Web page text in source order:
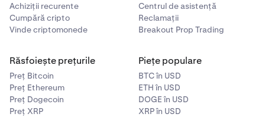
Achiziții recurente
Cumpără cripto
Vinde criptomonede
Centrul de asistență
Reclamații
Breakout Prop Trading
Răsfoiește prețurile
Preț Bitcoin
Preț Ethereum
Preț Dogecoin
Preț XRP
Piețe populare
BTC în USD
ETH în USD
DOGE în USD
XRP în USD